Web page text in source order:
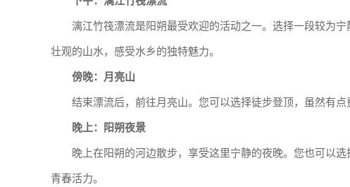
漓江竹筏漂流是阳朔最受欢迎的活动之一。选择一段较为
壮观的山水，感受水乡的独特魅力。
傍晚：月亮山
结束漂流后，前往月亮山。您可以选择徒步登顶，虽然有
晚上：阳朔夜景
晚上在阳朔的河边散步，享受这里宁静的夜晚。您也可以
青春活力。